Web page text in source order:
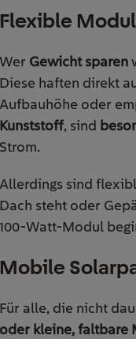
Flexible
Wer Gewicht sparen
Diese haften direkt
Aufbauhöhe oder
Kunststoff, sind
Strom.
Allerdings sind
Dach steht oder
100-Watt-Modul
Mobile
Für alle, die nicht
oder kleine, faltbare